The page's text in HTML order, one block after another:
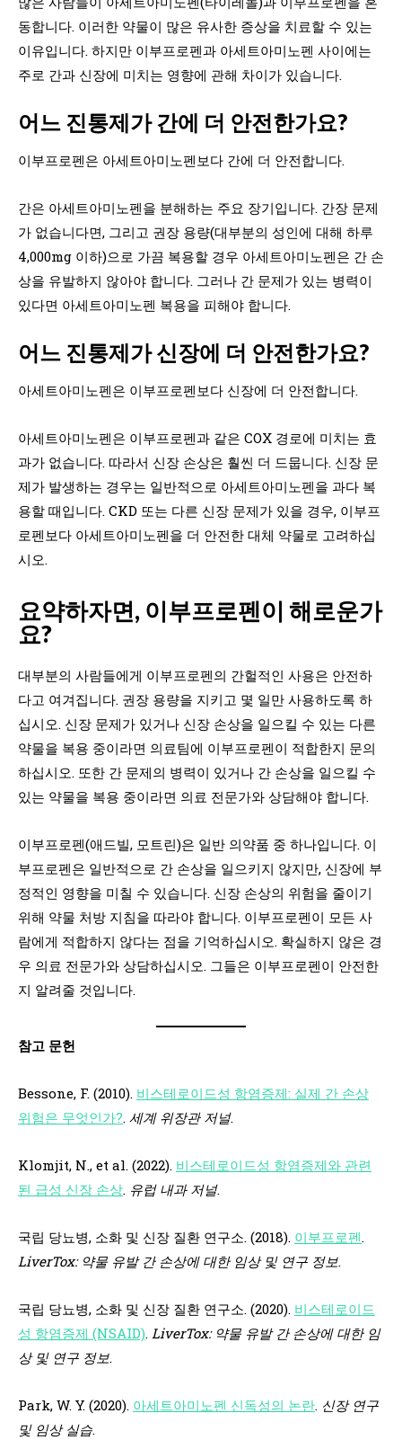
동합니다. 이러한 약물이 많은 유사한 증상을 치료할 수 있는
이유입니다. 하지만 이부프로펜과 아세트아미노펜 사이에는
주로 간과 신장에 미치는 영향에 관해 차이가 있습니다.
어느 진통제가 간에 더 안전한가요?
이부프로펜은 아세트아미노펜보다 간에 더 안전합니다.
간은 아세트아미노펜을 분해하는 주요 장기입니다. 간장 문제
가 없습니다면, 그리고 권장 용량(대부분의 성인에 대해 하루
4,000mg 이하)으로 가끔 복용할 경우 아세트아미노펜은 간 손
상을 유발하지 않아야 합니다. 그러나 간 문제가 있는 병력이
있다면 아세트아미노펜 복용을 피해야 합니다.
어느 진통제가 신장에 더 안전한가요?
아세트아미노펜은 이부프로펜보다 신장에 더 안전합니다.
아세트아미노펜은 이부프로펜과 같은 COX 경로에 미치는 효
과가 없습니다. 따라서 신장 손상은 훨씬 더 드뭅니다. 신장 문
제가 발생하는 경우는 일반적으로 아세트아미노펜을 과다 복
용할 때입니다. CKD 또는 다른 신장 문제가 있을 경우, 이부프
로펜보다 아세트아미노펜을 더 안전한 대체 약물로 고려하십
시오.
요약하자면, 이부프로펜이 해로운가
요?
대부분의 사람들에게 이부프로펜의 간헐적인 사용은 안전하
다고 여겨집니다. 권장 용량을 지키고 몇 일만 사용하도록 하
십시오. 신장 문제가 있거나 신장 손상을 일으킬 수 있는 다른
약물을 복용 중이라면 의료팀에 이부프로펜이 적합한지 문의
하십시오. 또한 간 문제의 병력이 있거나 간 손상을 일으킬 수
있는 약물을 복용 중이라면 의료 전문가와 상담해야 합니다.
이부프로펜(애드빌, 모트린)은 일반 의약품 중 하나입니다. 이
부프로펜은 일반적으로 간 손상을 일으키지 않지만, 신장에 부
정적인 영향을 미칠 수 있습니다. 신장 손상의 위험을 줄이기
위해 약물 처방 지침을 따라야 합니다. 이부프로펜이 모든 사
람에게 적합하지 않다는 점을 기억하십시오. 확실하지 않은 경
우 의료 전문가와 상담하십시오. 그들은 이부프로펜이 안전한
지 알려줄 것입니다.
참고 문헌
Bessone, F. (2010). 비스테로이드성 항염증제: 실제 간 손상
위험은 무엇인가?. 세계 위장관 저널.
Klomjit, N., et al. (2022). 비스테로이드성 항염증제와 관련
된 급성 신장 손상. 유럽 내과 저널.
국립 당뇨병, 소화 및 신장 질환 연구소. (2018). 이부프로펜.
LiverTox: 약물 유발 간 손상에 대한 임상 및 연구 정보.
국립 당뇨병, 소화 및 신장 질환 연구소. (2020). 비스테로이드
성 항염증제 (NSAID). LiverTox: 약물 유발 간 손상에 대한 임
상 및 연구 정보.
Park, W. Y. (2020). 아세트아미노펜 신독성의 논란. 신장 연구
및 임상 실습.